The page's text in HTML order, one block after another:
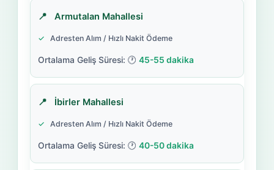
Armutalan Mahallesi
Adresten Alım / Hızlı Nakit Ödeme
45-55 dakika
İbirler Mahallesi
Adresten Alım / Hızlı Nakit Ödeme
40-50 dakika